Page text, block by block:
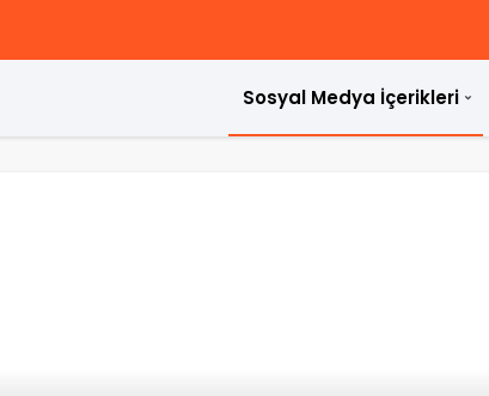
Sosyal Medya İçerikleri